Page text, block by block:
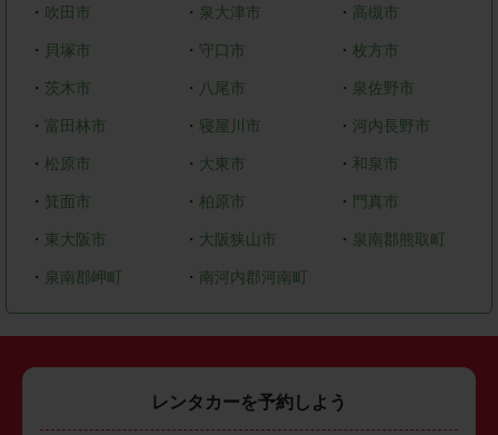
・ 吹田市 ・ 泉大津市 ・ 高槻市
・ 貝塚市 ・ 守口市 ・枚方市
・ 茨木市 ・ 八尾市 ・ 泉佐野市
・ 富田林市 ・ 寝屋川市 ・ 河内長野市
・ 松原市 ・ 大東市 ・ 和泉市
・ 箕面市 ・ 柏原市 ・ 門真市
・ 東大阪市 ・ 大阪狭山市 ・ 泉南郡熊取町
・ 泉南郡岬町 ・ 南河内郡河南町
レンタカーを予約しよう